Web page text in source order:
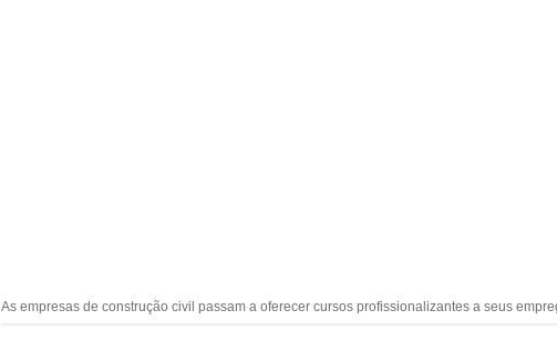
As empresas de construção civil passam a oferecer cursos profissionalizantes a seus